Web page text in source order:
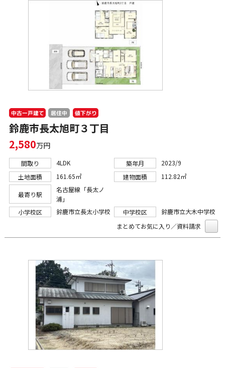
中古一戸建て 居住中 値下がり
鈴鹿市長太旭町３丁目
2,580万円
間取り 4LDK 築年月
2023/9
土地面積
161.65㎡ 建物面積 112.82㎡
最寄り駅
名古屋線「長太ノ
浦」
小学校区
鈴鹿市立長太小学校 中学校区
鈴鹿市立大木中学校
まとめてお気に入り／資料請求